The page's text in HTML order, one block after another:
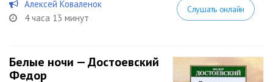
Алексей Коваленок
4 часа 13 минут
Слушать онлайн
Белые ночи — Достоевский
Федор